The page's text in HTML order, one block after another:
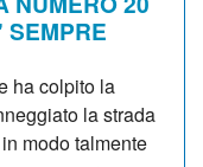
ha colpito la
la strada
modo talmente